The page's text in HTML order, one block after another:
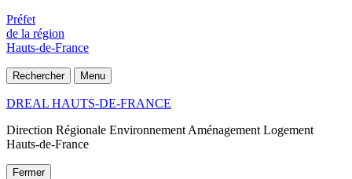
Préfet
de la région
Hauts-de-France
Rechercher Menu
DREAL HAUTS-DE-FRANCE
Direction Régionale Environnement Aménagement Logement
Hauts-de-France
Fermer